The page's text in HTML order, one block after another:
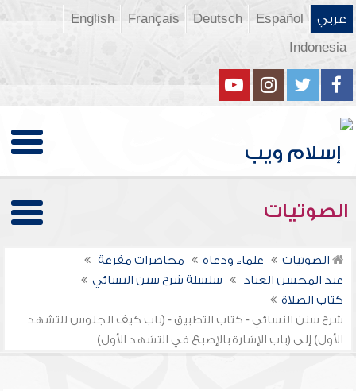
عربي Español
Deutsch
Français
English
Indonesia
الصوتيات
الصوتيات علماء ودعاة
محاضرات مفرغة
عبد المحسن العباد
سلسلة شرح سنن النسائي
كتاب الصلاة
شرح سنن النسائي - كتاب التطبيق - (باب كيف الجلوس للتشهد
الأول) إلى (باب الإشارة بالإصبع في التشهد الأول)